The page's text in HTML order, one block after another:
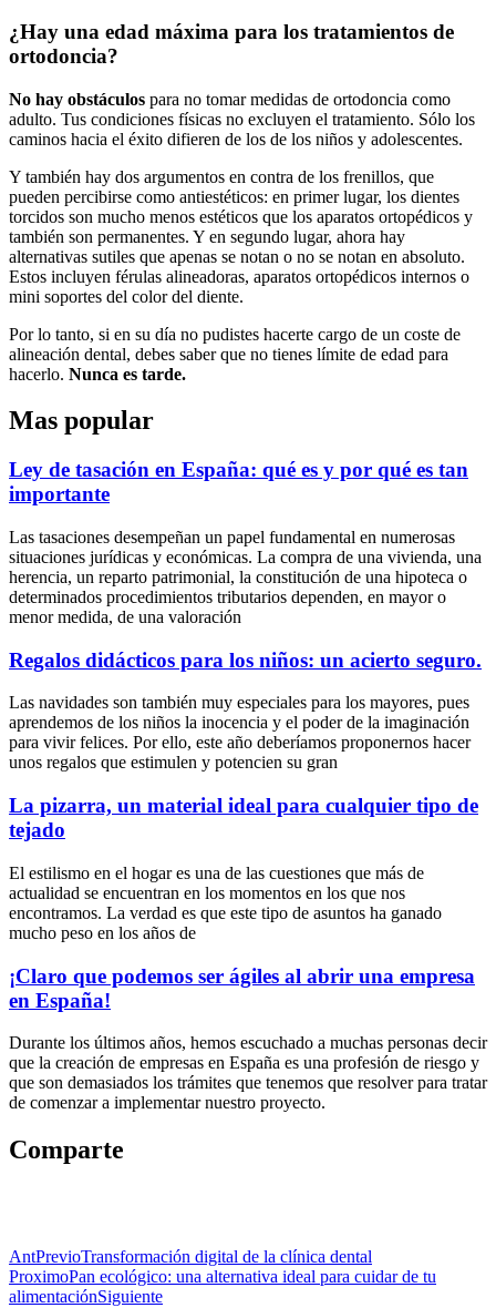
¿Hay una edad máxima para los tratamientos de
ortodoncia?
No hay obstáculos para no tomar medidas de ortodoncia como
adulto. Tus condiciones físicas no excluyen el tratamiento. Sólo los
caminos hacia el éxito difieren de los de los niños y adolescentes.
Y también hay dos argumentos en contra de los frenillos, que
pueden percibirse como antiestéticos: en primer lugar, los dientes
torcidos son mucho menos estéticos que los aparatos ortopédicos y
también son permanentes. Y en segundo lugar, ahora hay
alternativas sutiles que apenas se notan o no se notan en absoluto.
Estos incluyen férulas alineadoras, aparatos ortopédicos internos o
mini soportes del color del diente.
Por lo tanto, si en su día no pudistes hacerte cargo de un coste de
alineación dental, debes saber que no tienes límite de edad para
hacerlo. Nunca es tarde.
Mas popular
Ley de tasación en España: qué es y por qué es tan
importante
Las tasaciones desempeñan un papel fundamental en numerosas
situaciones jurídicas y económicas. La compra de una vivienda, una
herencia, un reparto patrimonial, la constitución de una hipoteca o
determinados procedimientos tributarios dependen, en mayor o
menor medida, de una valoración
Regalos didácticos para los niños: un acierto seguro.
Las navidades son también muy especiales para los mayores, pues
aprendemos de los niños la inocencia y el poder de la imaginación
para vivir felices. Por ello, este año deberíamos proponernos hacer
unos regalos que estimulen y potencien su gran
La pizarra, un material ideal para cualquier tipo de
tejado
El estilismo en el hogar es una de las cuestiones que más de
actualidad se encuentran en los momentos en los que nos
encontramos. La verdad es que este tipo de asuntos ha ganado
mucho peso en los años de
¡Claro que podemos ser ágiles al abrir una empresa
en España!
Durante los últimos años, hemos escuchado a muchas personas decir
que la creación de empresas en España es una profesión de riesgo y
que son demasiados los trámites que tenemos que resolver para tratar
de comenzar a implementar nuestro proyecto.
Comparte
AntPrevioTransformación digital de la clínica dental
ProximoPan ecológico: una alternativa ideal para cuidar de tu
alimentaciónSiguiente